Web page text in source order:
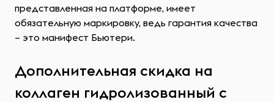
представленная на платформе, имеет
обязательную маркировку, ведь гарантия качества
– это манифест Бьютери.
Дополнительная скидка на
коллаген гидролизованный с